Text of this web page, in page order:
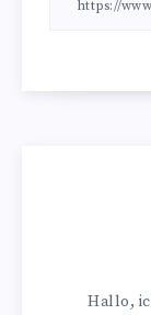
Hallo,